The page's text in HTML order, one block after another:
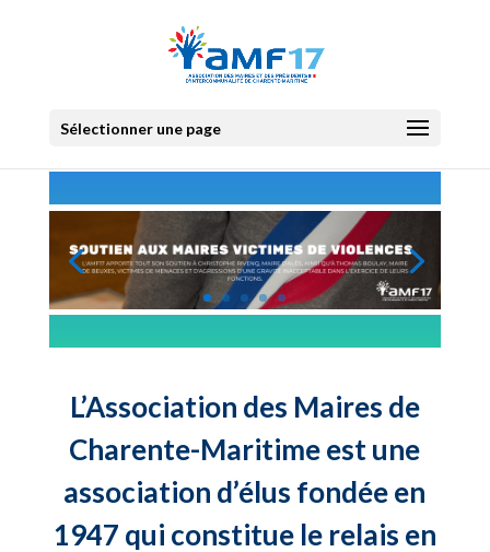
Sélectionner une page
L’Association des Maires de
Charente-Maritime est une
association d’élus fondée en
1947 qui constitue le relais en